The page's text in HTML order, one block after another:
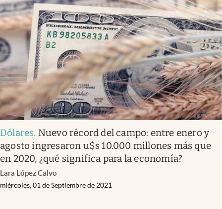
Dólares. Nuevo récord del campo: entre enero y
agosto ingresaron u$s 10.000 millones más que
en 2020, ¿qué significa para la economía?
Lara López Calvo
miércoles, 01 de Septiembre de 2021